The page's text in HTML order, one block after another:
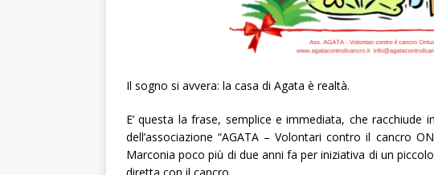
Il sogno si avvera: la casa di Agata è realtà.
E’ questa la frase, semplice e immediata, che
dell’associazione “AGATA – Volontari contro il cancro
Marconia poco più di due anni fa per iniziativa di un